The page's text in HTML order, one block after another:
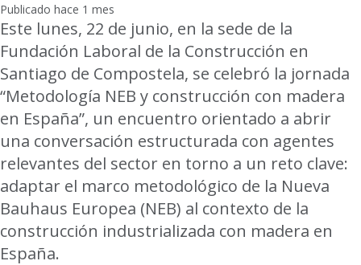
Publicado hace 1 mes
Este lunes, 22 de junio, en la sede de la
Fundación Laboral de la Construcción en
Santiago de Compostela, se celebró la jornada
“Metodología NEB y construcción con madera
en España”, un encuentro orientado a abrir
una conversación estructurada con agentes
relevantes del sector en torno a un reto clave:
adaptar el marco metodológico de la Nueva
Bauhaus Europea (NEB) al contexto de la
construcción industrializada con madera en
España.